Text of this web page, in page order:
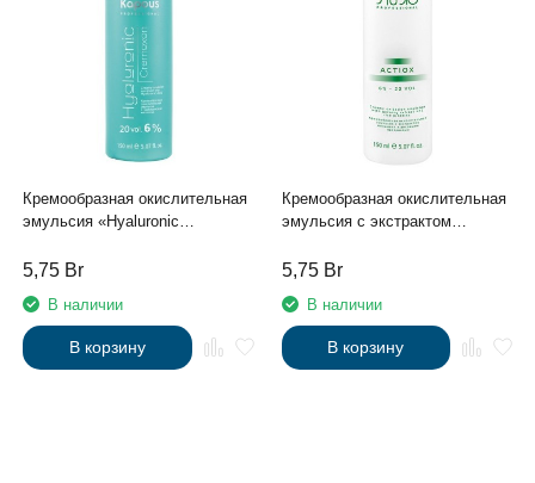
Кремообразная окислительная
эмульсия «Hyaluronic
кислотой 6%, 150 мл
5,75 Br
В наличии
В корзину
Кремообразная окислительная
эмульсия с экстрактом
протеинами 6% «ActiOx», 150
5,75 Br
В наличии
В корзину